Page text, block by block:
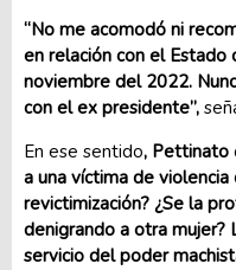
“No me acomodó ni
en relación con el Estado
noviembre del 2022.
con el ex presidente”,
En ese sentido, Pettinato
a una víctima de
revictimización? ¿Se la
denigrando a otra mujer?
servicio del poder